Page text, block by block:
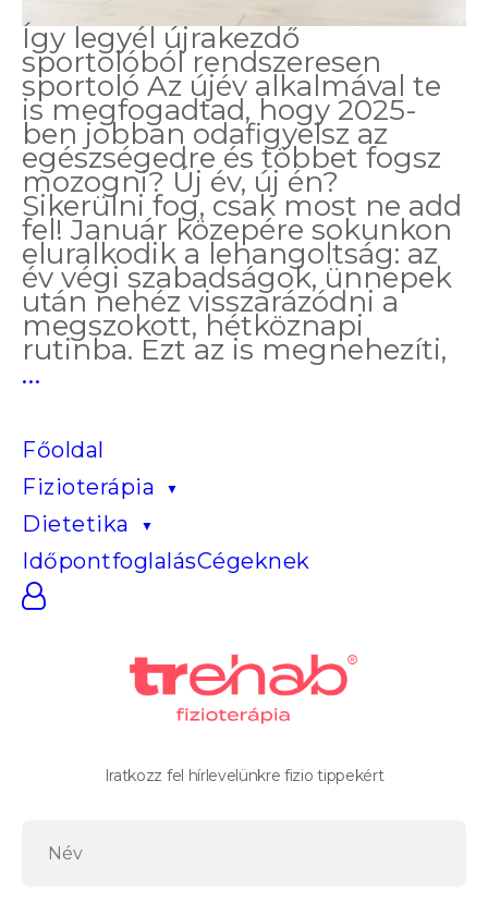
Így legyél újrakezdő
sportolóból rendszeresen
sportoló Az újév alkalmával te
is megfogadtad, hogy 2025-
ben jobban odafigyelsz az
egészségedre és többet fogsz
mozogni? Új év, új én?
Sikerülni fog, csak most ne add
fel! Január közepére sokunkon
eluralkodik a lehangoltság: az
év végi szabadságok, ünnepek
után nehéz visszarázódni a
megszokott, hétköznapi
rutinba. Ezt az is megnehezíti,
…
fel!
Főoldal
Fizioterápia
Dietetika
IdőpontfoglalásCégeknek
Iratkozz fel hírlevelünkre fizio tippekért